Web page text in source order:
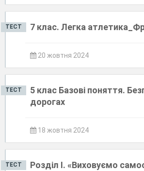
ТЕСТ 7 клас. Легка
20 жовтня 2024
ТЕСТ
5 клас Базові поняття.
дорогах
18 жовтня 2024
ТЕСТ
Розділ І. «Виховуємо